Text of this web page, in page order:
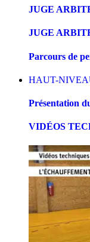
JUGE
JUGE
Parcours de
HAUT-
Présentation
VIDÉOS